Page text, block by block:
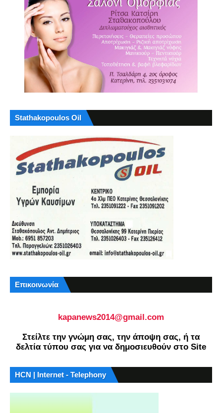
Stathakopoulos Oil
Επικοινωνία
kapanews2014@gmail.com
Στείλτε την γνώμη σας, την άποψη σας, ή τα
δελτία τύπου σας για να δημοσιευθούν στο Site
HCN | Internet - Telephony